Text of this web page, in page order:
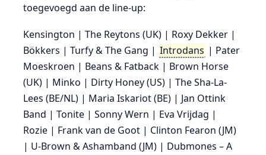
toegevoegd aan de line-up:
Kensington | The Reytons (UK) | Roxy Dekker |
Bökkers | Turfy & The Gang | Introdans | Pater
Moeskroen | Beans & Fatback | Brown Horse
(UK) | Minko | Dirty Honey (US) | The Sha-La-
Lees (BE/NL) | Maria Iskariot (BE) | Jan Ottink
Band | Tonite | Sonny Wern | Eva Vrijdag |
Rozie | Frank van de Goot | Clinton Fearon (JM)
| U-Brown & Ashamband (JM) | Dubmones – A